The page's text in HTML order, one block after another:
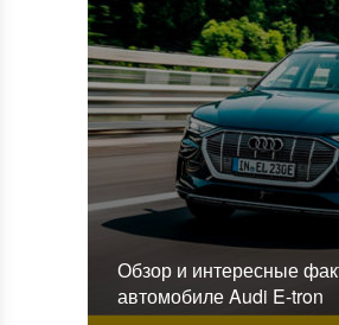
Обзор и интересные
автомобиле Audi E-tron